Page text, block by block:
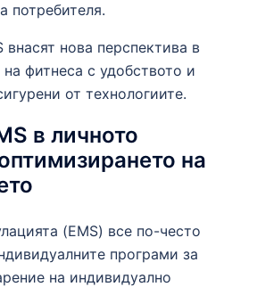
потребителя.
внасят нова перспектива в
фитнеса с удобството и
от технологиите.
в личното
на
(EMS) все по-често
програми за
на индивидуално